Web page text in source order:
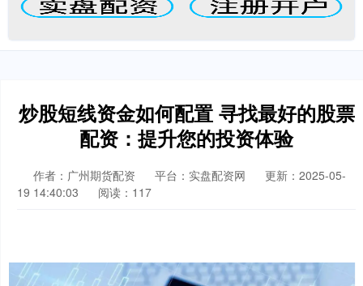
炒股短线资金如何配置 寻找最好的股票
配资：提升您的投资体验
作者：广州期货配资 平台：实盘配资网
更新：2025-05-
19 14:40:03
阅读：117